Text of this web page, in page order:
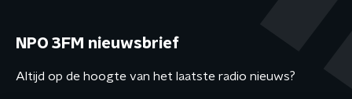
NPO 3FM nieuwsbrief
Altijd op de hoogte van het laatste radio nieuws?